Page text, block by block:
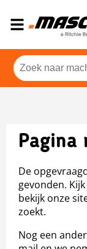
Pagina
De
gevonden.
bekijk onze
zoekt.
Nog een